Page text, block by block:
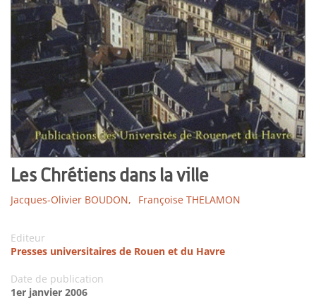
Les Chrétiens dans la ville
Jacques-Olivier BOUDON, Françoise THELAMON
Editeur
Presses universitaires de Rouen et du Havre
Date de publication
1er janvier 2006